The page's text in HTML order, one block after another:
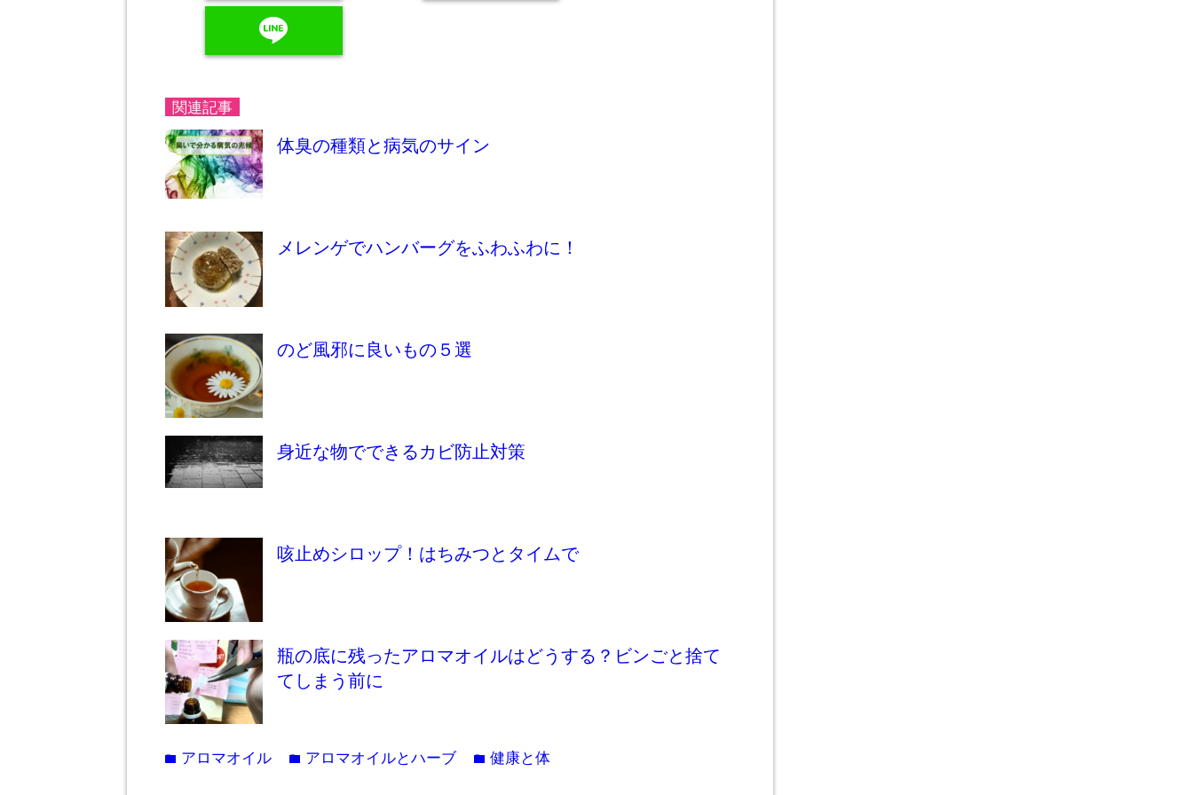
line
関連記事
体臭の種類と病気のサイン
メレンゲでハンバーグをふわふわに！
のど風邪に良いもの５選
身近な物でできるカビ防止対策
咳止めシロップ！はちみつとタイムで
瓶の底に残ったアロマオイルはどうする？ビンごと捨て
てしまう前に
folder アロマオイル folder アロマオイルとハーブ folder 健康と体